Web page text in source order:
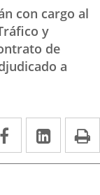
con cargo al
y
de
a
Facebook
Enlace
a
Enlace
a